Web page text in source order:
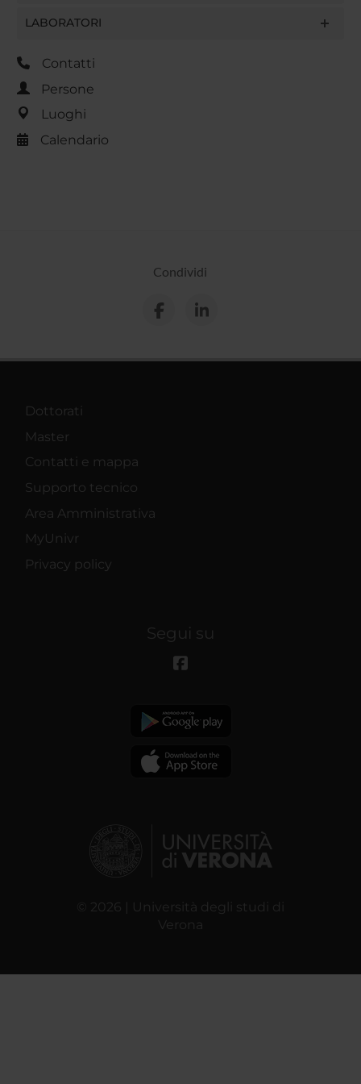
LABORATORI
Contatti
Persone
Luoghi
Calendario
Condividi
Dottorati
Master
Contatti e mappa
Supporto tecnico
Area Amministrativa
MyUnivr
Privacy policy
Segui su
© 2026 | Università degli studi di
Verona